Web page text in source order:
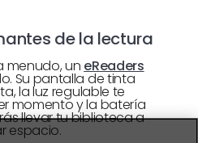
de la lectura
menudo, un eReaders
Su pantalla de tinta
la luz regulable te
momento y la batería
llevar tu biblioteca a
espacio.